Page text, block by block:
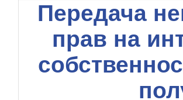
Передача
прав на